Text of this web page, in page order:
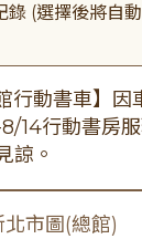
錄 (選擇後將自
行動書車】因
14行動書房
諒。
北市圖(總館)